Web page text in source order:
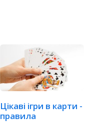
Цікаві ігри в карти -
правила